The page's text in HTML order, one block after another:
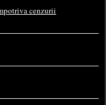
cenzurii